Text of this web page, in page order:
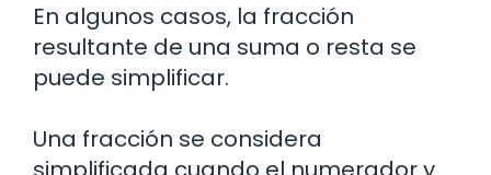
En algunos casos, la fracción
resultante de una suma o resta se
puede simplificar.
Una fracción se considera